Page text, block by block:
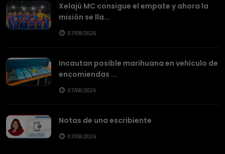
Xelajú MC consigue el empate y ahora la
misión se lla...
07/08/2026
Incautan posible marihuana en vehículo de
encomiendas ...
07/08/2026
Notas de una escribiente
07/08/2026